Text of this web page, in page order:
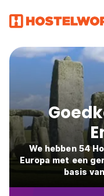
We hebben 54
Europa met een
basis